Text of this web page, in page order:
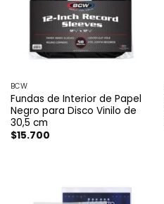
BCW
Fundas de Interior de Papel
Negro para Disco Vinilo de
30,5 cm
$15.700